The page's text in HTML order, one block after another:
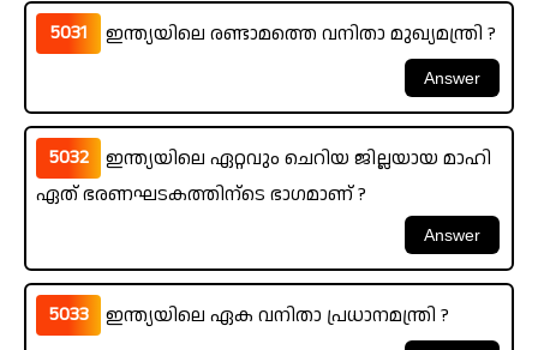
5031 ഇന്ത്യയിലെ രണ്ടാമത്തെ വനിതാ മുഖ്യമന്ത്രി ?
5032
ഇന്ത്യയിലെ ഏറ്റവും ചെറിയ ജില്ലയായ മാഹി
ഏത് ഭരണഘടകത്തിന്ടെ ഭാഗമാണ് ?
5033 ഇന്ത്യയിലെ ഏക വനിതാ പ്രധാനമന്ത്രി ?